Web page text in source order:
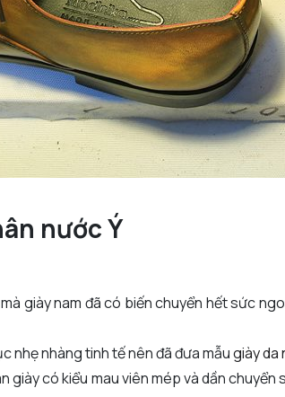
nước Ý
giày nam đã có biến chuyển hết sức
nhẹ nhàng tinh tế nên đã đưa mẫugiày da
có kiểu mau viên mép và dần